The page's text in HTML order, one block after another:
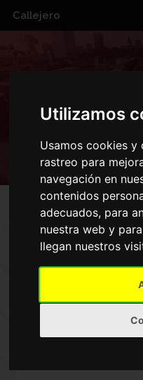
Utilizamos
Usamos cookies y
rastreo para
navegación en
contenidos
adecuados, para
nuestra web y
llegan nuestros
Callejero
GENIL
MAPA DE
GENIL
Calle Del Rio Genil